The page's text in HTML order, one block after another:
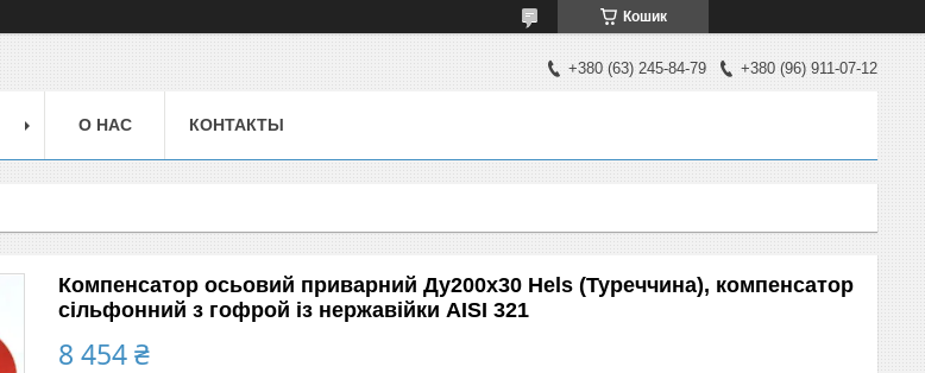
Кошик
+380 (63) 245-84-79 +380 (96) 911-07-12
О НАС КОНТАКТЫ
Компенсатор осьовий приварний Ду200х30 Hels (Туреччина), компенсатор
сільфонний з гофрой із нержавійки AISI 321
8 454 ₴